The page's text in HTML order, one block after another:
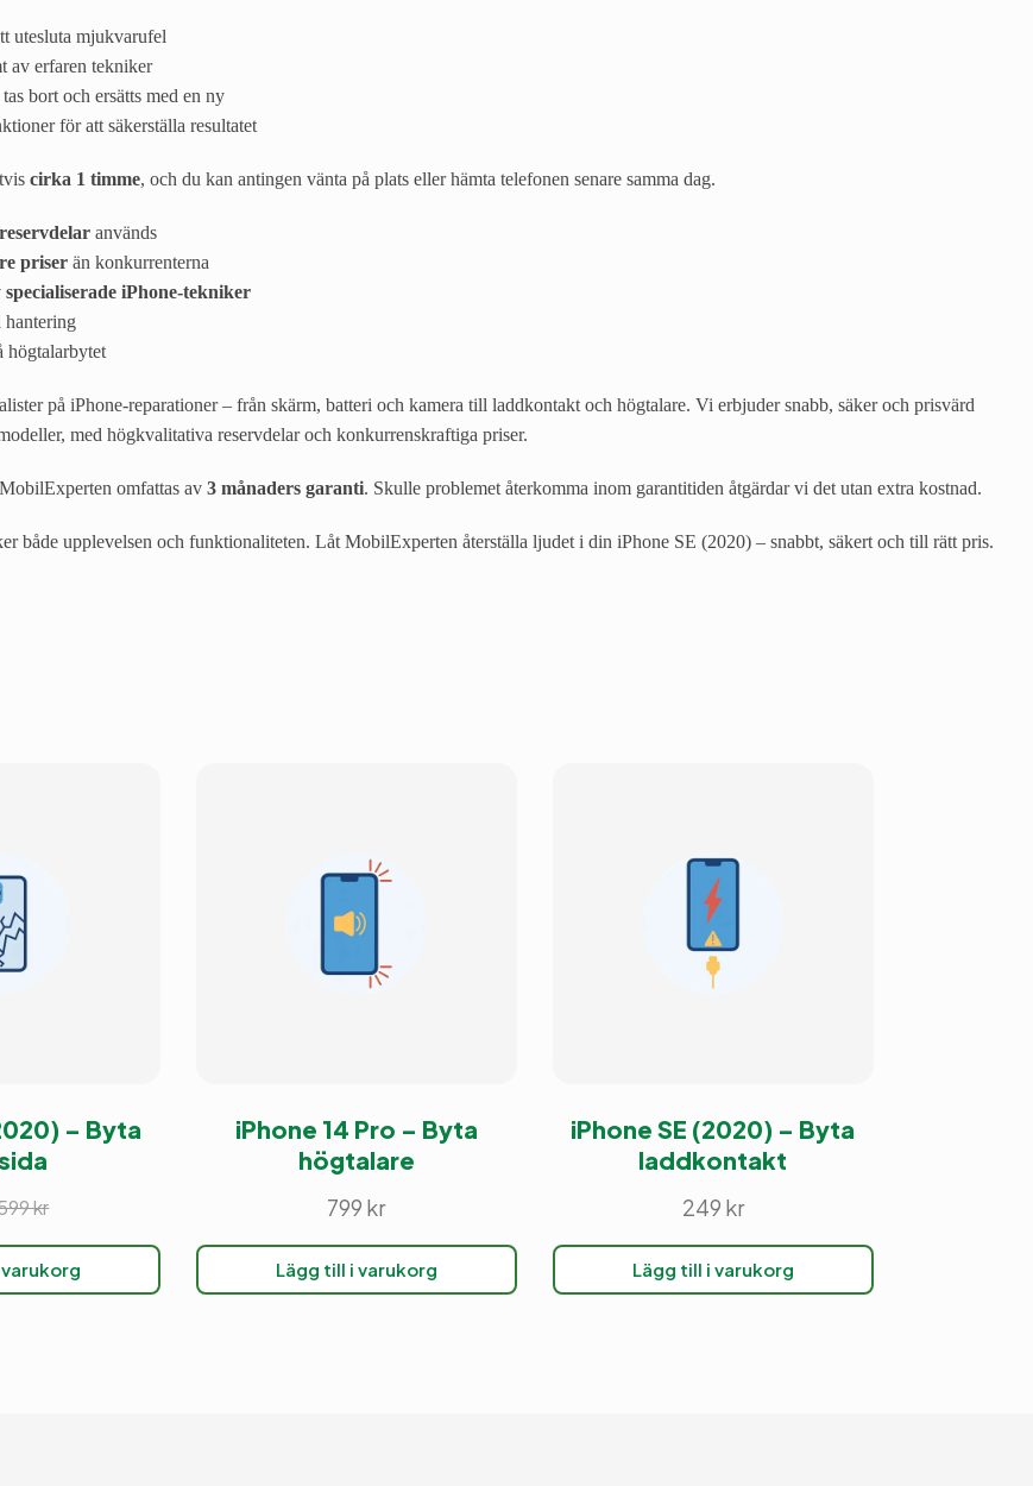
utesluta mjukvarufel
av erfaren tekniker
bort och ersätts med en ny
för att säkerställa resultatet
cirka 1 timme, och du kan antingen vänta på plats eller hämta telefonen senare samma dag.
används
priser än konkurrenterna
specialiserade iPhone-tekniker
hantering
högtalarbytet
på iPhone-reparationer – från skärm, batteri och kamera till laddkontakt och högtalare. Vi erbjuder snabb, säker och prisvärd
med högkvalitativa reservdelar och konkurrenskraftiga priser.
omfattas av 3 månaders garanti. Skulle problemet återkomma inom garantitiden åtgärdar vi det utan extra kostnad.
både upplevelsen och funktionaliteten. Låt MobilExperten återställa ljudet i din iPhone SE (2020) – snabbt, säkert och till rätt pris.
– Byta
kr
priset
priset
iPhone 14 Pro – Byta
högtalare
799 kr
Lägg till i varukorg
iPhone SE (2020) – Byta
laddkontakt
249 kr
Lägg till i varukorg